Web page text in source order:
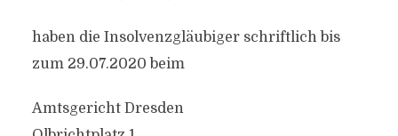
haben die Insolvenzgläubiger schriftlich bis
zum 29.07.2020 beim
Amtsgericht Dresden